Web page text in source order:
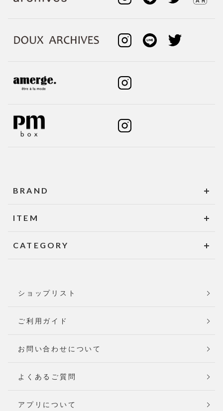
BRAND
ITEM
CATEGORY
ショップリスト
ご利用ガイド
お問い合わせについて
よくあるご質問
アプリについて